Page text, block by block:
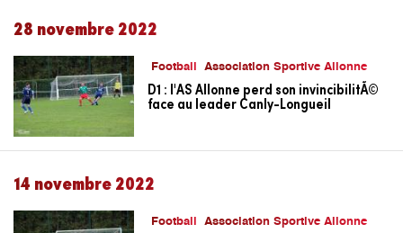
28 novembre 2022
Football Association Sportive Allonne
D1 : l'AS Allonne perd son invincibilitÃ©
face au leader Canly-Longueil
14 novembre 2022
Football Association Sportive Allonne